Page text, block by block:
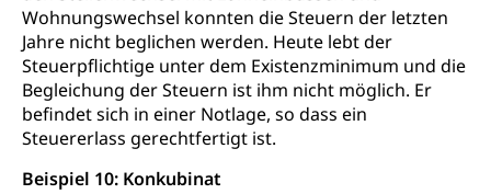
Wohnungswechsel konnten die Steuern der letzten
Jahre nicht beglichen werden. Heute lebt der
Steuerpflichtige unter dem Existenzminimum und die
Begleichung der Steuern ist ihm nicht möglich. Er
befindet sich in einer Notlage, so dass ein
Steuererlass gerechtfertigt ist.
Beispiel 10: Konkubinat